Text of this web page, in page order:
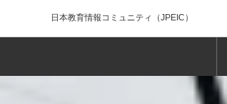
日本教育情報コミュニティ （JPEIC）